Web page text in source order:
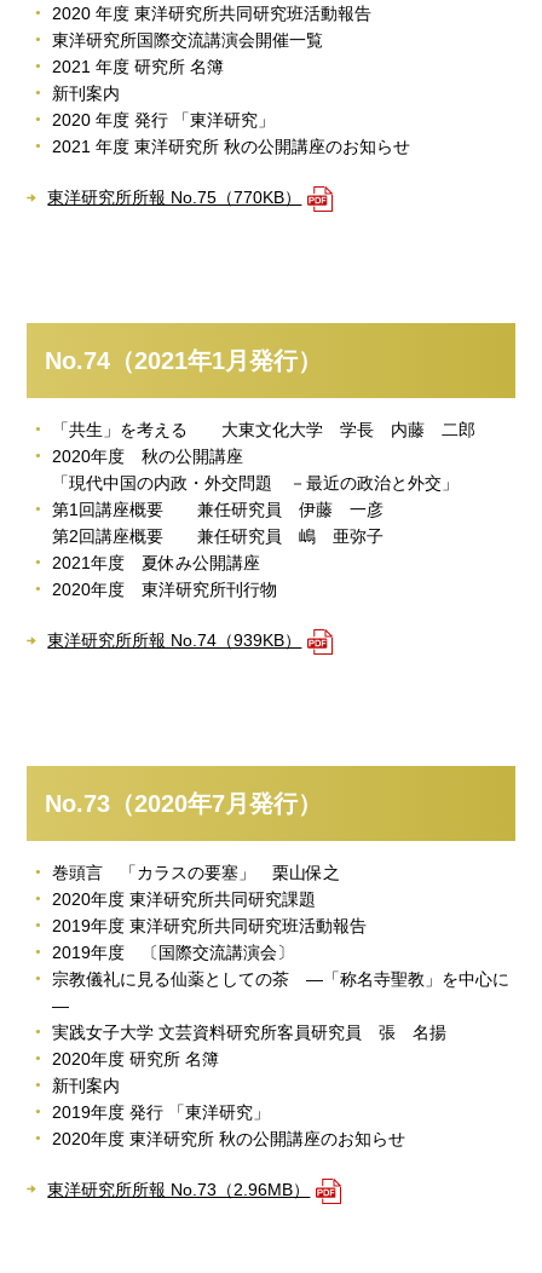
2020 年度 東洋研究所共同研究班活動報告
東洋研究所国際交流講演会開催一覧
2021 年度 研究所 名簿
新刊案内
2020 年度 発行 「東洋研究」
2021 年度 東洋研究所 秋の公開講座のお知らせ
東洋研究所所報 No.75（770KB）
No.74（2021年1月発行）
「共生」を考える 大東文化大学 学長 内藤 二郎
2020年度 秋の公開講座
「現代中国の内政・外交問題 －最近の政治と外交」
第1回講座概要 兼任研究員 伊藤 一彦
第2回講座概要 兼任研究員 嶋 亜弥子
2021年度 夏休み公開講座
2020年度 東洋研究所刊行物
東洋研究所所報 No.74（939KB）
No.73（2020年7月発行）
巻頭言 「カラスの要塞」 栗山保之
2020年度 東洋研究所共同研究課題
2019年度 東洋研究所共同研究班活動報告
2019年度 〔国際交流講演会〕
宗教儀礼に見る仙薬としての茶 ―「称名寺聖教」を中心に
―
実践女子大学 文芸資料研究所客員研究員 張 名揚
2020年度 研究所 名簿
新刊案内
2019年度 発行 「東洋研究」
2020年度 東洋研究所 秋の公開講座のお知らせ
東洋研究所所報 No.73（2.96MB）